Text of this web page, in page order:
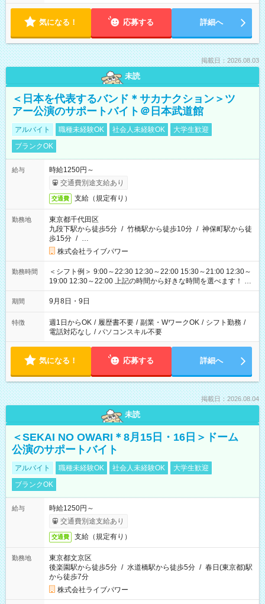
気になる！ 応募する 詳細へ
掲載日：2026.08.03
未読
＜日本を代表するバンド＊サカナクション＞ツ
アー公演のサポートバイト＠日本武道館
アルバイト 職種未経験OK 社会人未経験OK
大学生歓迎
ブランクOK
給与
時給1250円～
交通費別途支給あり
交通費 支給（規定有り）
勤務地
東京都千代田区
九段下駅から徒歩5分 / 竹橋駅から徒歩10分 / 神保町駅から徒
歩15分 / …
株式会社ライブパワー
勤務時間
＜シフト例＞ 9:00～22:30 12:30～22:00 15:30～21:00 12:30～
19:00 12:30～22:00 上記の時間から好きな時間を選べます！ ※
時間は変更となる可能性があります
期間 9月8日・9日
特徴 週1日からOK / 履歴書不要 / 副業・WワークOK / シフト勤務 /
電話対応なし / パソコンスキル不要
気になる！ 応募する 詳細へ
掲載日：2026.08.04
未読
＜SEKAI NO OWARI＊8月15日・16日＞ドーム
公演のサポートバイト
アルバイト 職種未経験OK 社会人未経験OK
大学生歓迎
ブランクOK
給与
時給1250円～
交通費別途支給あり
交通費 支給（規定有り）
勤務地
東京都文京区
後楽園駅から徒歩5分 / 水道橋駅から徒歩5分 / 春日(東京都)駅
から徒歩7分
株式会社ライブパワー